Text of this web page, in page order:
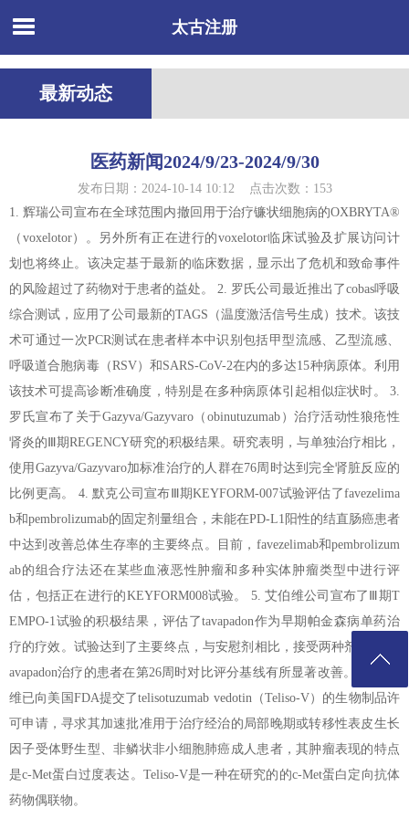
太古注册
最新动态
医药新闻2024/9/23-2024/9/30
发布日期：2024-10-14 10:12 点击次数：153
1. 辉瑞公司宣布在全球范围内撤回用于治疗镰状细胞病的OXBRYTA®
（voxelotor）。另外所有正在进行的voxelotor临床试验及扩展访问计
划也将终止。该决定基于最新的临床数据，显示出了危机和致命事件
的风险超过了药物对于患者的益处。 2. 罗氏公司最近推出了cobas呼吸
综合测试，应用了公司最新的TAGS（温度激活信号生成）技术。该技
术可通过一次PCR测试在患者样本中识别包括甲型流感、乙型流感、
呼吸道合胞病毒（RSV）和SARS-CoV-2在内的多达15种病原体。利用
该技术可提高诊断准确度，特别是在多种病原体引起相似症状时。 3.
罗氏宣布了关于Gazyva/Gazyvaro（obinutuzumab）治疗活动性狼疮性
肾炎的Ⅲ期REGENCY研究的积极结果。研究表明，与单独治疗相比，
使用Gazyva/Gazyvaro加标准治疗的人群在76周时达到完全肾脏反应的
比例更高。 4. 默克公司宣布Ⅲ期KEYFORM-007试验评估了favezelima
b和pembrolizumab的固定剂量组合，未能在PD-L1阳性的结直肠癌患者
中达到改善总体生存率的主要终点。目前，favezelimab和pembrolizum
ab的组合疗法还在某些血液恶性肿瘤和多种实体肿瘤类型中进行评
估，包括正在进行的KEYFORM008试验。 5. 艾伯维公司宣布了Ⅲ期T
EMPO-1试验的积极结果，评估了tavapadon作为早期帕金森病单药治
疗的疗效。试验达到了主要终点，与安慰剂相比，接受两种剂量组的t
avapadon治疗的患者在第26周时对比评分基线有所显著改善。 6. 艾伯
维已向美国FDA提交了telisotuzumab vedotin（Teliso-V）的生物制品许
可申请，寻求其加速批准用于治疗经治的局部晚期或转移性表皮生长
因子受体野生型、非鳞状非小细胞肺癌成人患者，其肿瘤表现的特点
是c-Met蛋白过度表达。Teliso-V是一种在研究的的c-Met蛋白定向抗体
药物偶联物。